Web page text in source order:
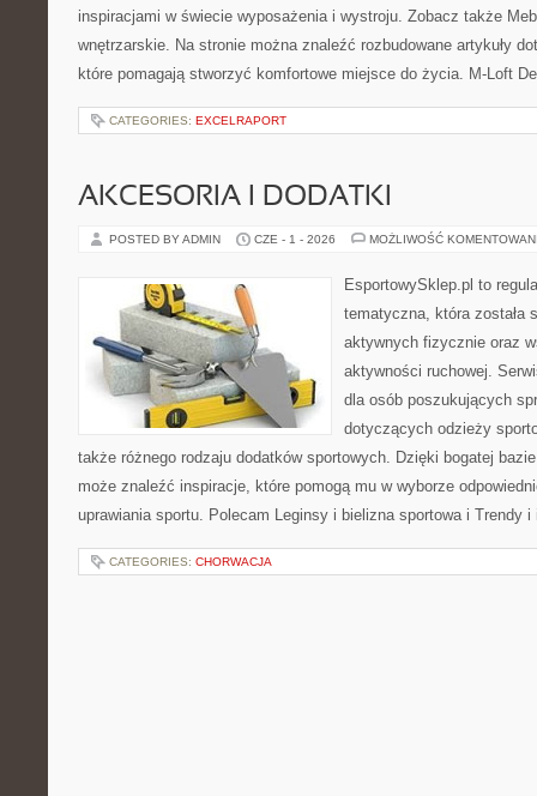
inspiracjami w świecie wyposażenia i wystroju. Zobacz także
wnętrzarskie. Na stronie można znaleźć rozbudowane artykuły
które pomagają stworzyć komfortowe miejsce do życia. M-Loft
CATEGORIES: EXCELRAPORT
AKCESORIA I DODATKI
POSTED BY ADMIN CZE - 1 - 2026 MOŻLIWOŚĆ
EsportowySklep.pl to
tematyczna, która została
aktywnych fizycznie oraz
aktywności ruchowej.
dla osób poszukujących
dotyczących odzieży
także różnego rodzaju dodatków sportowych. Dzięki bogatej
może znaleźć inspiracje, które pomogą mu w wyborze
uprawiania sportu. Polecam Leginsy i bielizna sportowa i Trendy
CATEGORIES: CHORWACJA